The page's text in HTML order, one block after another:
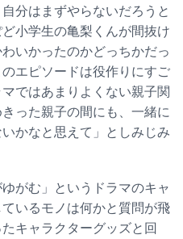
分はまずやらないだろうと
小学生の亀梨くんが間抜け
いかったのかどっちかだっ
エピソードは役作りにすご
ではあまりよくない親子関
った親子の間にも、一緒に
かなと思えて」としみじみ
がむ」というドラマのキャ
いるモノは何かと質問が飛
キャラクターグッズと回